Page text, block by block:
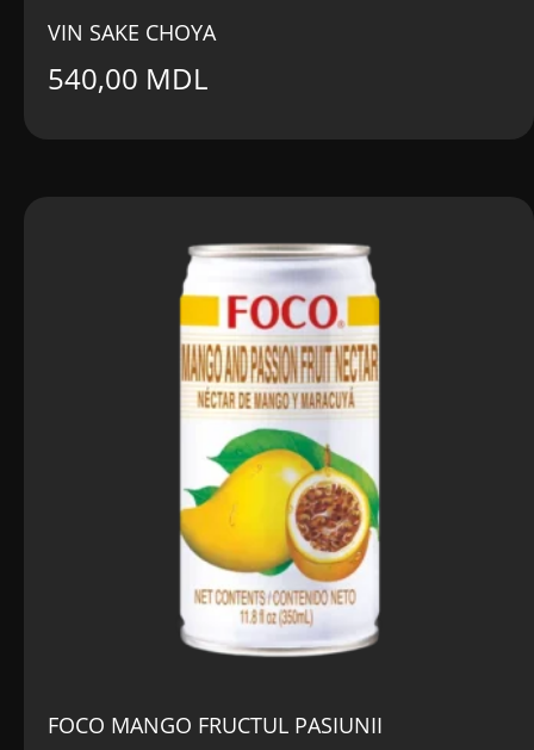
VIN SAKE CHOYA
540,00 MDL
FOCO MANGO FRUCTUL PASIUNII